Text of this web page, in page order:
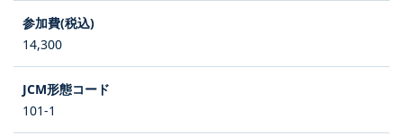
14,300
101-1